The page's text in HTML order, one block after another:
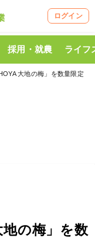
ログイン
採用・就農 ライフ
大地の梅」を数量限定
の梅」を数